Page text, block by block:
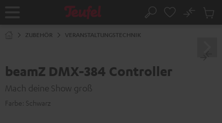
Startseite Suche
No
ZUBEHÖR VERANSTALTUNGSTECHNIK
beamZ DMX-384 Controller
Mach deine Show groß
Farbe: Schwarz